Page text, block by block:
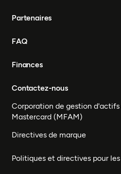
Partenaires
FAQ
Finances
Contactez-nous
Corporation de gestion
Mastercard (MFAM)
Directives de marque
Politiques et directives pour